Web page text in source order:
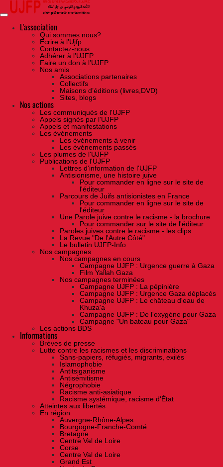
Skip
the
contentL'association
Qui sommes nous?
Ecrire à l’Ujfp
Contactez-nous
Adhérer à l’UJFP
Faire un don à l’UJFP
Nos amis
Associations partenaires
Collectifs
Maisons d’éditions (livres,DVD)
Sites, blogs
Nos actions
Les communiqués de l'UJFP
Appels signés par l'UJFP
Appels et manifestations
Les événements
Les événements à venir
Les événements passés
Les plumes de l'UJFP
Publications de l'UJFP
Lettres d'information de l'UJFP
Antisionisme, une histoire juive
Pour commander en ligne sur le site de
l'éditeur
Parcours de Juifs antisionistes en France
Pour commander en ligne sur le site de
l'éditeur
Une Parole juive contre le racisme - la brochure
Pour commander sur le site de l'éditeur
Paroles juives contre le racisme - les clips
La Revue "De l'Autre Côté"
Le bulletin UJFP-Info
Nos campagnes
Nos campagnes en cours
Campagne UJFP : Urgence guerre à Gaza
Film Yallah Gaza
Nos campagnes terminées
Campagne UJFP : La pépinière
Campagne UJFP : Urgence Gaza déplacés
Campagne UJFP : Le château d'eau de
Khuza'a
Campagne UJFP : De l'oxygène pour Gaza
Campagne "Un bateau pour Gaza"
Les actions BDS
Informations
Brèves de presse
Lutte contre les racismes et les discriminations
Sans-papiers, réfugiés, migrants, exilés
Islamophobie
Antitsiganisme
Antisémitisme
Négrophobie
Racisme anti-asiatique
Racisme systémique, racisme d'État
Atteintes aux libertés
En région
Auvergne-Rhône-Alpes
Bourgogne-Franche-Comté
Bretagne
Centre Val de Loire
Corse
Centre Val de Loire
Grand Est